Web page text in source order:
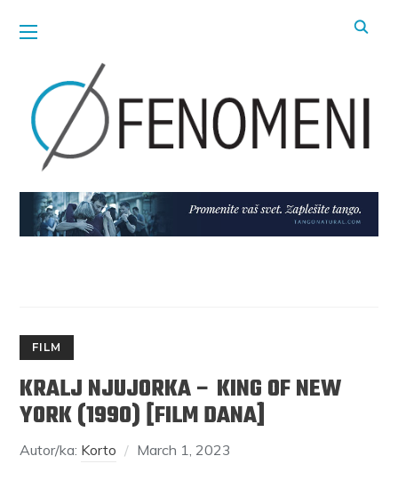
FILM
KRALJ NJUJORKA – KING OF NEW
YORK (1990) [FILM DANA]
Autor/ka: Korto March 1, 2023